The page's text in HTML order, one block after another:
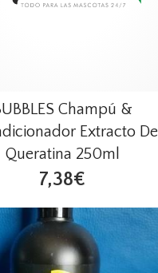
Champú &
Extracto De
Queratina 250ml
7,38€